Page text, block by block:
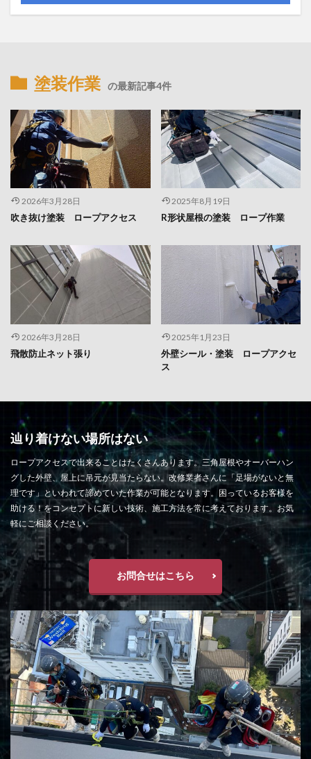
塗装作業 の最新記事4件
2026年3月28日
吹き抜け塗装 ロープアクセス
2025年8月19日
R形状屋根の塗装 ロープ作業
2026年3月28日
飛散防止ネット張り
2025年1月23日
外壁シール・塗装 ロープアクセ
ス
辿り着けない場所はない
ロープアクセスで出来ることはたくさんあります。三角屋根やオーバーハン
グした外壁、屋上に吊元が見当たらない。改修業者さんに「足場がないと無
理です」といわれて諦めていた作業が可能となります。困っているお客様を
助ける！をコンセプトに新しい技術、施工方法を常に考えております。お気
軽にご相談ください。
お問合せはこちら